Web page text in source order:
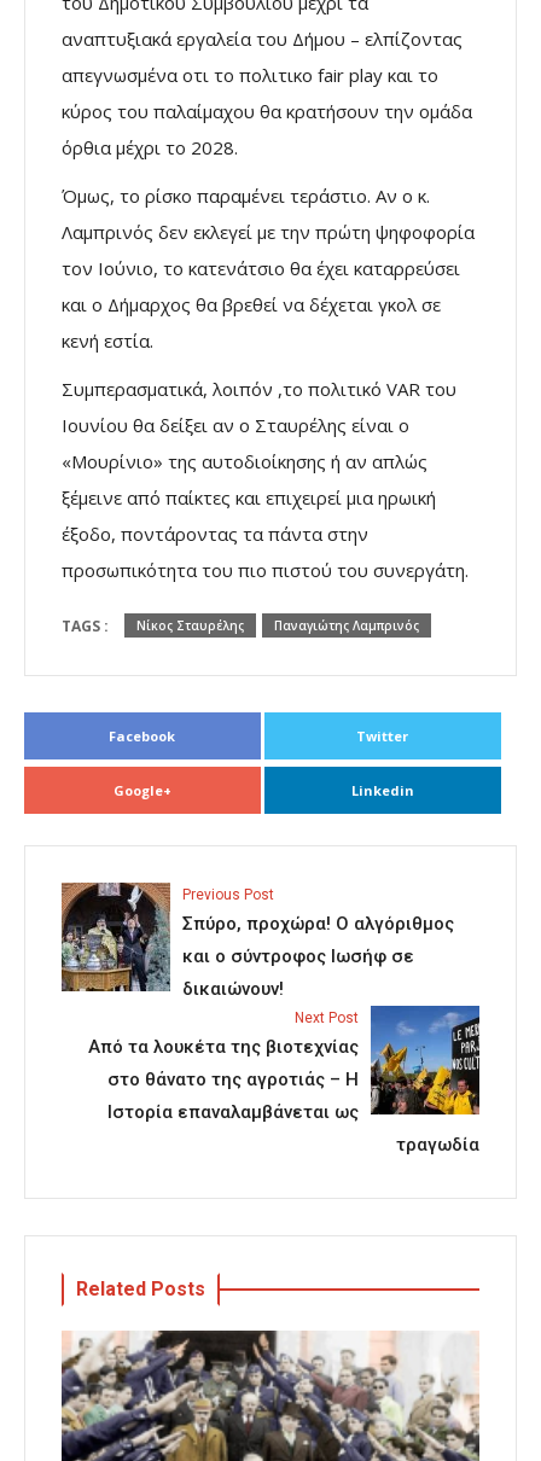
αναπτυξιακά εργαλεία του Δήμου – ελπίζοντας
απεγνωσμένα οτι το πολιτικο fair play και το
κύρος του παλαίμαχου θα κρατήσουν την ομάδα
όρθια μέχρι το 2028.
Όμως, το ρίσκο παραμένει τεράστιο. Αν ο κ.
Λαμπρινός δεν εκλεγεί με την πρώτη ψηφοφορία
τον Ιούνιο, το κατενάτσιο θα έχει καταρρεύσει
και ο Δήμαρχος θα βρεθεί να δέχεται γκολ σε
κενή εστία.
Συμπερασματικά, λοιπόν ,το πολιτικό VAR του
Ιουνίου θα δείξει αν ο Σταυρέλης είναι ο
«Μουρίνιο» της αυτοδιοίκησης ή αν απλώς
ξέμεινε από παίκτες και επιχειρεί μια ηρωική
έξοδο, ποντάροντας τα πάντα στην
προσωπικότητα του πιο πιστού του συνεργάτη.
TAGS : Νίκος Σταυρέλης Παναγιώτης Λαμπρινός
Facebook Twitter
Google+ Linkedin
Previous Post
Σπύρο, προχώρα! Ο αλγόριθμος
και ο σύντροφος Ιωσήφ σε
δικαιώνουν!
Next Post
Από τα λουκέτα της βιοτεχνίας
στο θάνατο της αγροτιάς – Η
Ιστορία επαναλαμβάνεται ως
τραγωδία
Related Posts